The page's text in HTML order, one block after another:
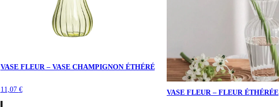
VASE FLEUR – VASE CHAMPIGNON ÉTHÉRÉ
11,07 € VASE FLEUR – FLEUR ÉTHÉRÉE